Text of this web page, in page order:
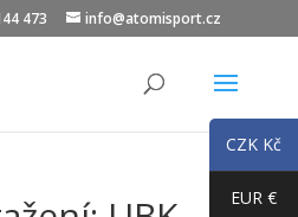
473 info@atomisport.cz
CZK Kč
EUR €